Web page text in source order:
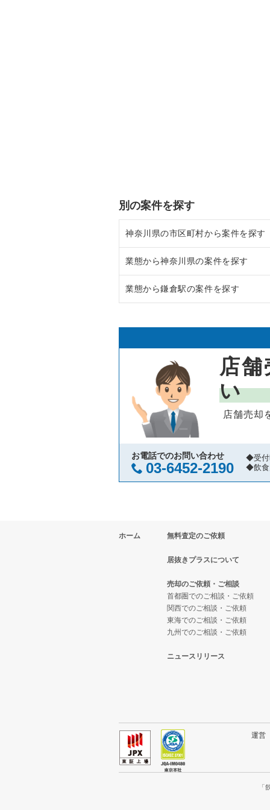
別の案件を探す
神奈川県の市区町村から案件を探す
大和市の飲食店の居抜き売却物件
鎌倉市の飲食店の居抜き売却物件
横浜市鶴見区の飲食店の居抜き
川崎市中原区の飲食店の居抜き売
横浜市中区の飲食店の居抜き売却
横浜市南区の飲食店の居抜き売却
横浜市港北区の飲食店の居抜き売
横浜市都筑区の飲食店の居抜き売
横浜市西区の飲食店の居抜き売却
川崎市宮前区の飲食店の居抜き
川崎市川崎区の飲食店の居抜き
川崎市多摩区の飲食店の居抜き売
中郡の飲食店の居抜き売却物件の
三浦郡の飲食店の居抜き売却物件
業態から神奈川県の案件を探す
神奈川県のラーメンの居抜き売却
神奈川県の中華の居抜き売却物件
神奈川県のそば・うどんの居抜き
神奈川県の寿司の居抜き売却物件
神奈川県の焼肉の居抜き売却物件
神奈川県の鉄板焼き・お好み焼の
神奈川県のカフェの居抜き売却物
神奈川県のテイクアウトの居抜
神奈川県のお弁当・惣菜・デリ
神奈川県のカラオケ・パブ・ス
神奈川県の和食の居抜き売却物件
神奈川県の洋食の居抜き売却物件
神奈川県のその他の居抜き売却物
業態から鎌倉駅の案件を探す
鎌倉駅のイタリア料理の居抜き
鎌倉駅の寿司の居抜き売却物件の
鎌倉駅のカフェの居抜き売却物件
鎌倉駅のお弁当・惣菜・デリの居
鎌倉駅のバーの居抜き売却物件の
鎌倉駅の洋食の居抜き売却物件の
鎌倉駅のその他の居抜き売却物件
店舗
い
店舗売却
お電話でのお問い合わせ
03-6452-2190
◆受付
◆飲食
ホーム 無料査定のご依頼
居抜きプラスについて
売却のご依頼・ご相談
首都圏でのご相談・ご依頼
関西でのご相談・ご依頼
東海でのご相談・ご依頼
九州でのご相談・ご依頼
ニュースリリース
運
「